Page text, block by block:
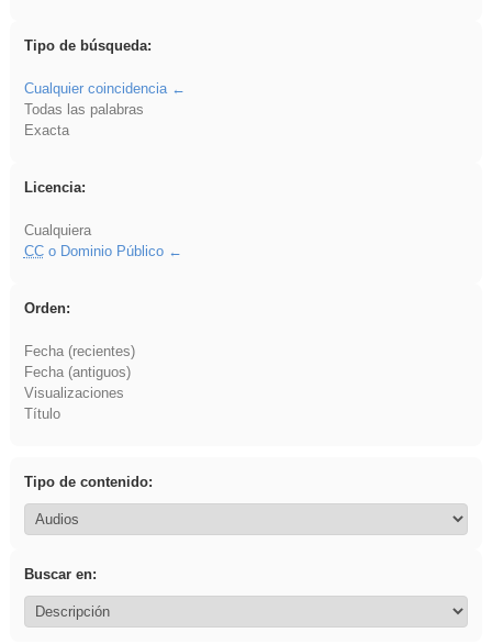
Tipo de búsqueda:
Cualquier coincidencia
Todas las palabras
Exacta
Licencia:
Cualquiera
CCo Dominio Público
Orden:
Fecha (recientes)
Fecha (antiguos)
Visualizaciones
Título
Tipo de contenido:
Buscar en: